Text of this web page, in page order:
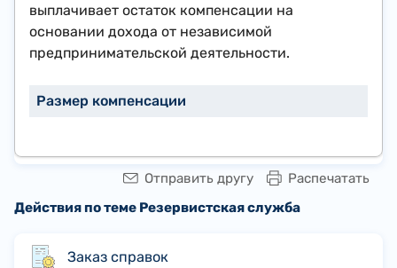
выплачивает остаток компенсации на
основании дохода от независимой
предпринимательской деятельности.
Распечатать
Отправить другу
Действия по теме Резервистская служба
Заказ справок